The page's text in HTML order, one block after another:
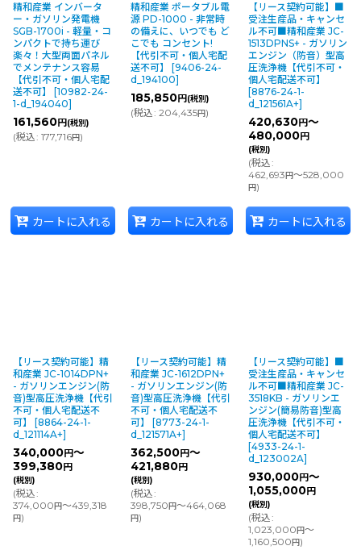
精和産業 インバータ
ー・ガソリン発電機
SGB-1700i - 軽量・コ
ンパクトで持ち運び
楽々！大型両面パネル
でメンテナンス容易
【代引不可・個人宅配
送不可】
[10982-24-
1-d_194040]
161,560円 (税別)
(税込: 177,716円)
カートに入れる
精和産業 ポータブル電
源 PD-1000 - 非常時
の備えに、いつでも ど
こでも コンセント!
【代引不可・個人宅配
送不可】
[9406-24-
d_194100]
185,850円 (税別)
(税込: 204,435円)
カートに入れる
【リース契約可能】■
受注生産品・キャンセ
ル不可■精和産業 JC-
1513DPNS+ - ガソリン
エンジン（防音）型高
圧洗浄機【代引不可・
個人宅配送不可】
[8876-24-1-
d_121561A+]
420,630円～
480,000円
(税別)
(税込:
462,693 円～528,000
円)
カートに入れる
【リース契約可能】精
和産業 JC-1014DPN+
- ガソリンエンジン(防
音)型高圧洗浄機【代引
不可・個人宅配送不
可】
[8864-24-1-
d_121114A+]
340,000円～
399,380円
(税別)
(税込:
374,000 円～439,318
円)
【リース契約可能】精
和産業 JC-1612DPN+
- ガソリンエンジン(防
音)型高圧洗浄機【代引
不可・個人宅配送不
可】
[8773-24-1-
d_121571A+]
362,500円～
421,880円
(税別)
(税込:
398,750 円～464,068
円)
【リース契約可能】■
受注生産品・キャンセ
ル不可■精和産業 JC-
3518KB - ガソリンエ
ンジン(簡易防音)型高
圧洗浄機【代引不可・
個人宅配送不可】
[4933-24-1-
d_123002A]
930,000円～
1,055,000円
(税別)
(税込:
1,023,000 円～
1,160,500 円)